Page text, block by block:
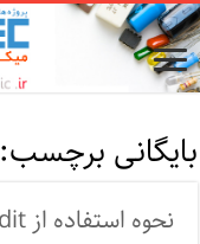
بایگانی برچسب:
نحوه استفاده از TextEdit در نرم افزار کیوت